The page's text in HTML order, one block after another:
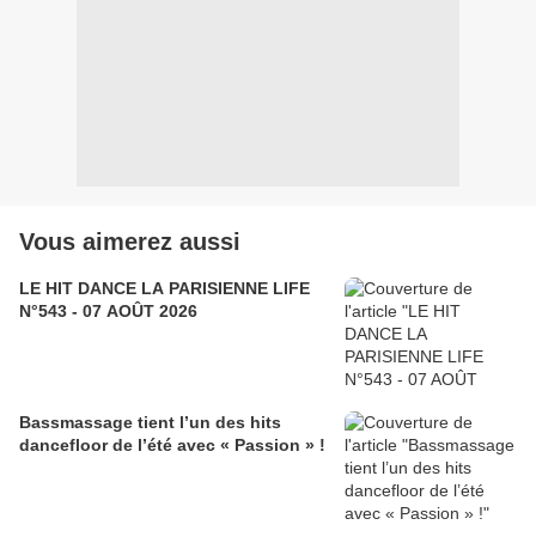
Vous aimerez aussi
LE HIT DANCE LA PARISIENNE LIFE
N°543 - 07 AOÛT 2026
Bassmassage tient l’un des hits
dancefloor de l’été avec « Passion » !